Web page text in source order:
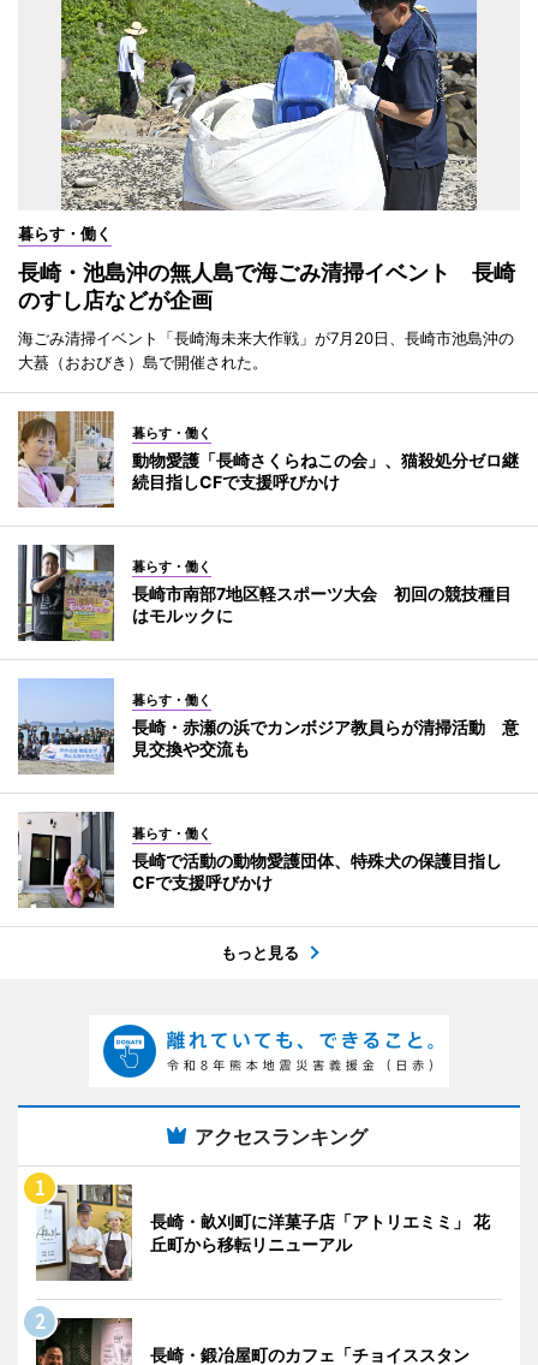
暮らす・働く
長崎・池島沖の無人島で海ごみ清掃イベント 長崎
のすし店などが企画
海ごみ清掃イベント「長崎海未来大作戦」が7月20日、長崎市池島沖の
大蟇（おおびき）島で開催された。
暮らす・働く
動物愛護「長崎さくらねこの会」、猫殺処分ゼロ継
続目指しCFで支援呼びかけ
暮らす・働く
長崎市南部7地区軽スポーツ大会 初回の競技種目
はモルックに
暮らす・働く
長崎・赤瀬の浜でカンボジア教員らが清掃活動 意
見交換や交流も
暮らす・働く
長崎で活動の動物愛護団体、特殊犬の保護目指し
CFで支援呼びかけ
もっと見る
アクセスランキング
長崎・畝刈町に洋菓子店「アトリエミミ」 花
丘町から移転リニューアル
長崎・鍛冶屋町のカフェ「チョイススタン